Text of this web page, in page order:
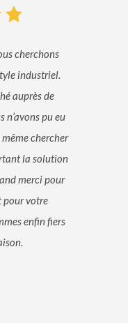
cherchons
industriel.
auprès de
n’avons pu eu
chercher
la solution
merci pour
pour votre
enfin fiers